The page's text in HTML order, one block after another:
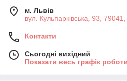
м. Львів
вул. Кульпарківська, 93, 79041,
Контакти
Сьогодні вихідний
Показати весь графік роботи